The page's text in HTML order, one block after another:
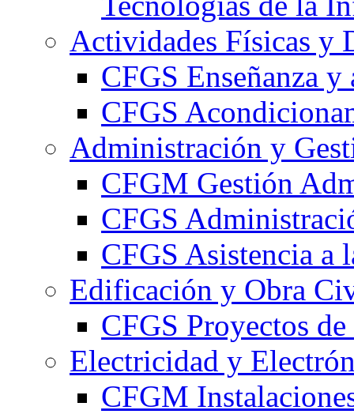
Actividades Físicas y
CFGS Enseñanza
CFGS
Administración y
CFGM Gestión
CFGS
CFGS Asistencia a
Edificación y Obra
CFGS Proyectos
Electricidad y
CFGM